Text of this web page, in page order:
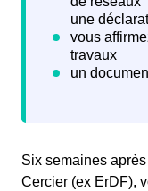
Six semaines
Cercier (ex ErDF),